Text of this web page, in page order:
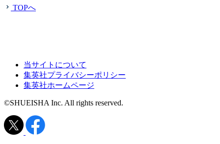
TOPへ
当サイトについて
集英社プライバシーポリシー
集英社ホームページ
©SHUEISHA Inc. All rights reserved.